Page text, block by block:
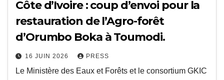
Côte d’Ivoire : coup d’envoi pour la
restauration de l’Agro-forêt
d’Orumbo Boka à Toumodi.
16 JUIN 2026 PRESS
Le Ministère des Eaux et Forêts et le consortium GKIC